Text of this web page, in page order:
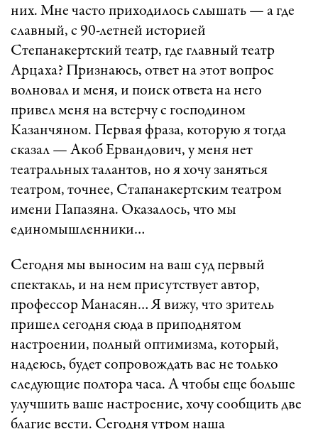
них. Мне часто приходилось слышать — а где
славный, с 90-летней историей
Степанакертский театр, где главный театр
Арцаха? Признаюсь, ответ на этот вопрос
волновал и меня, и поиск ответа на него
привел меня на встерчу с господином
Казанчяном. Первая фраза, которую я тогда
сказал — Акоб Ервандович, у меня нет
театральных талантов, но я хочу заняться
театром, точнее, Стапанакертским театром
имени Папазяна. Оказалось, что мы
единомышленники…
Сегодня мы выносим на ваш суд первый
спектакль, и на нем присутствует автор,
профессор Манасян… Я вижу, что зритель
пришел сегодня сюда в приподнятом
настроении, полный оптимизма, который,
надеюсь, будет сопровождать вас не только
следующие полтора часа. А чтобы еще больше
улучшить ваше настроение, хочу сообщить две
благие вести. Сегодня утром наша